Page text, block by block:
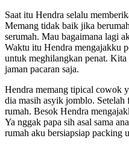
Saat itu Hendra selalu
Memang tidak baik jika
serumah. Mau bagaimana lagi
Waktu itu Hendra mengajakku
untuk meghilangkan penat.
jaman pacaran saja.
Hendra memang tipical cowok
dia masih asyik jomblo.
rumah. Besok Hendra
Ya nggak papa sih asal sama
rumah aku bersiapsiap packing